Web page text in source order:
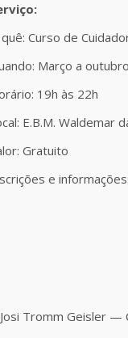
Curso de
Março a
19h às 22h
E.B.M. Waldemar
Gratuito
e
Josi Tromm Geisler —